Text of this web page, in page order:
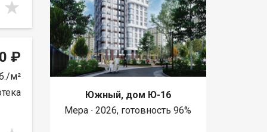
₽
м²
Южный, дом Ю-16
Мера ∙ 2026, готовность 96%